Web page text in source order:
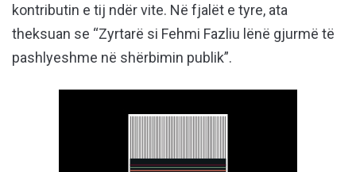
kontributin e tij ndër vite. Në fjalët e tyre, ata
theksuan se “Zyrtarë si Fehmi Fazliu lënë gjurmë të
pashlyeshme në shërbimin publik”.